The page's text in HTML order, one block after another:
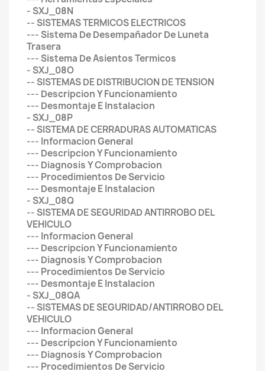
- SXJ_08N
-- SISTEMAS TERMICOS ELECTRICOS
--- Sistema De Desempañador De Luneta
Trasera
--- Sistema De Asientos Termicos
- SXJ_08O
-- SISTEMAS DE DISTRIBUCION DE TENSION
--- Descripcion Y Funcionamiento
--- Desmontaje E Instalacion
- SXJ_08P
-- SISTEMA DE CERRADURAS AUTOMATICAS
--- Informacion General
--- Descripcion Y Funcionamiento
--- Diagnosis Y Comprobacion
--- Procedimientos De Servicio
--- Desmontaje E Instalacion
- SXJ_08Q
-- SISTEMA DE SEGURIDAD ANTIRROBO DEL
VEHICULO
--- Informacion General
--- Descripcion Y Funcionamiento
--- Diagnosis Y Comprobacion
--- Procedimientos De Servicio
--- Desmontaje E Instalacion
- SXJ_08QA
-- SISTEMAS DE SEGURIDAD/ANTIRROBO DEL
VEHICULO
--- Informacion General
--- Descripcion Y Funcionamiento
--- Diagnosis Y Comprobacion
--- Procedimientos De Servicio